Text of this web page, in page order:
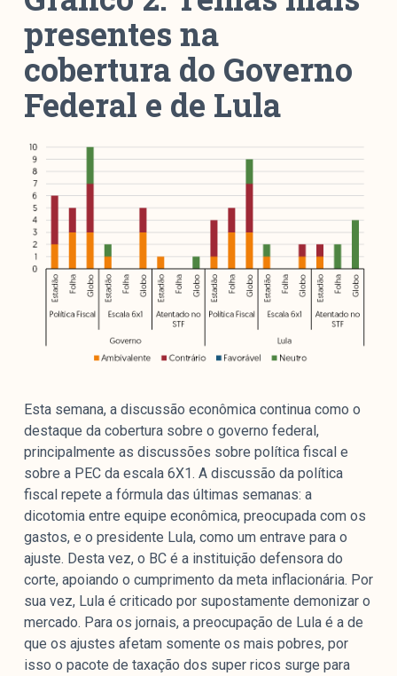
presentes na
cobertura do Governo
Federal e de Lula
Esta semana, a discussão econômica continua como o
destaque da cobertura sobre o governo federal,
principalmente as discussões sobre política fiscal e
sobre a PEC da escala 6X1. A discussão da política
fiscal repete a fórmula das últimas semanas: a
dicotomia entre equipe econômica, preocupada com os
gastos, e o presidente Lula, como um entrave para o
ajuste. Desta vez, o BC é a instituição defensora do
corte, apoiando o cumprimento da meta inflacionária. Por
sua vez, Lula é criticado por supostamente demonizar o
mercado. Para os jornais, a preocupação de Lula é a de
que os ajustes afetam somente os mais pobres, por
isso o pacote de taxação dos super ricos surge para